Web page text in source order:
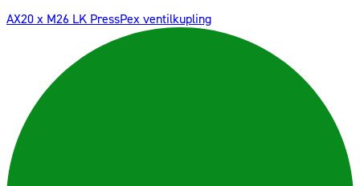
AX20 x M26 LK PressPex ventilkupling